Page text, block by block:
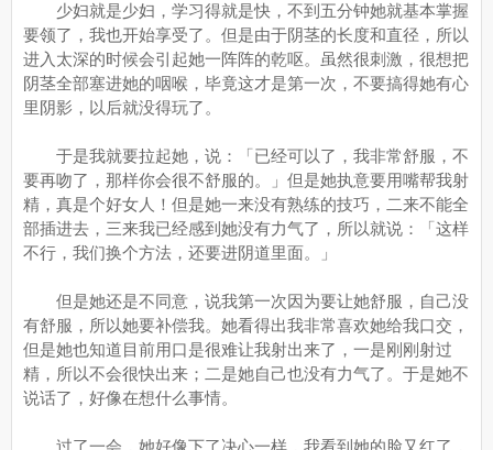
少妇就是少妇，学习得就是快，不到五分钟她就基本掌握
要领了，我也开始享受了。但是由于阴茎的长度和直径，所以
进入太深的时候会引起她一阵阵的乾呕。虽然很刺激，很想把
阴茎全部塞进她的咽喉，毕竟这才是第一次，不要搞得她有心
里阴影，以后就没得玩了。
于是我就要拉起她，说：「已经可以了，我非常舒服，不
要再吻了，那样你会很不舒服的。」但是她执意要用嘴帮我射
精，真是个好女人！但是她一来没有熟练的技巧，二来不能全
部插进去，三来我已经感到她没有力气了，所以就说：「这样
不行，我们换个方法，还要进阴道里面。」
但是她还是不同意，说我第一次因为要让她舒服，自己没
有舒服，所以她要补偿我。她看得出我非常喜欢她给我口交，
但是她也知道目前用口是很难让我射出来了，一是刚刚射过
精，所以不会很快出来；二是她自己也没有力气了。于是她不
说话了，好像在想什么事情。
过了一会，她好像下了决心一样，我看到她的脸又红了，